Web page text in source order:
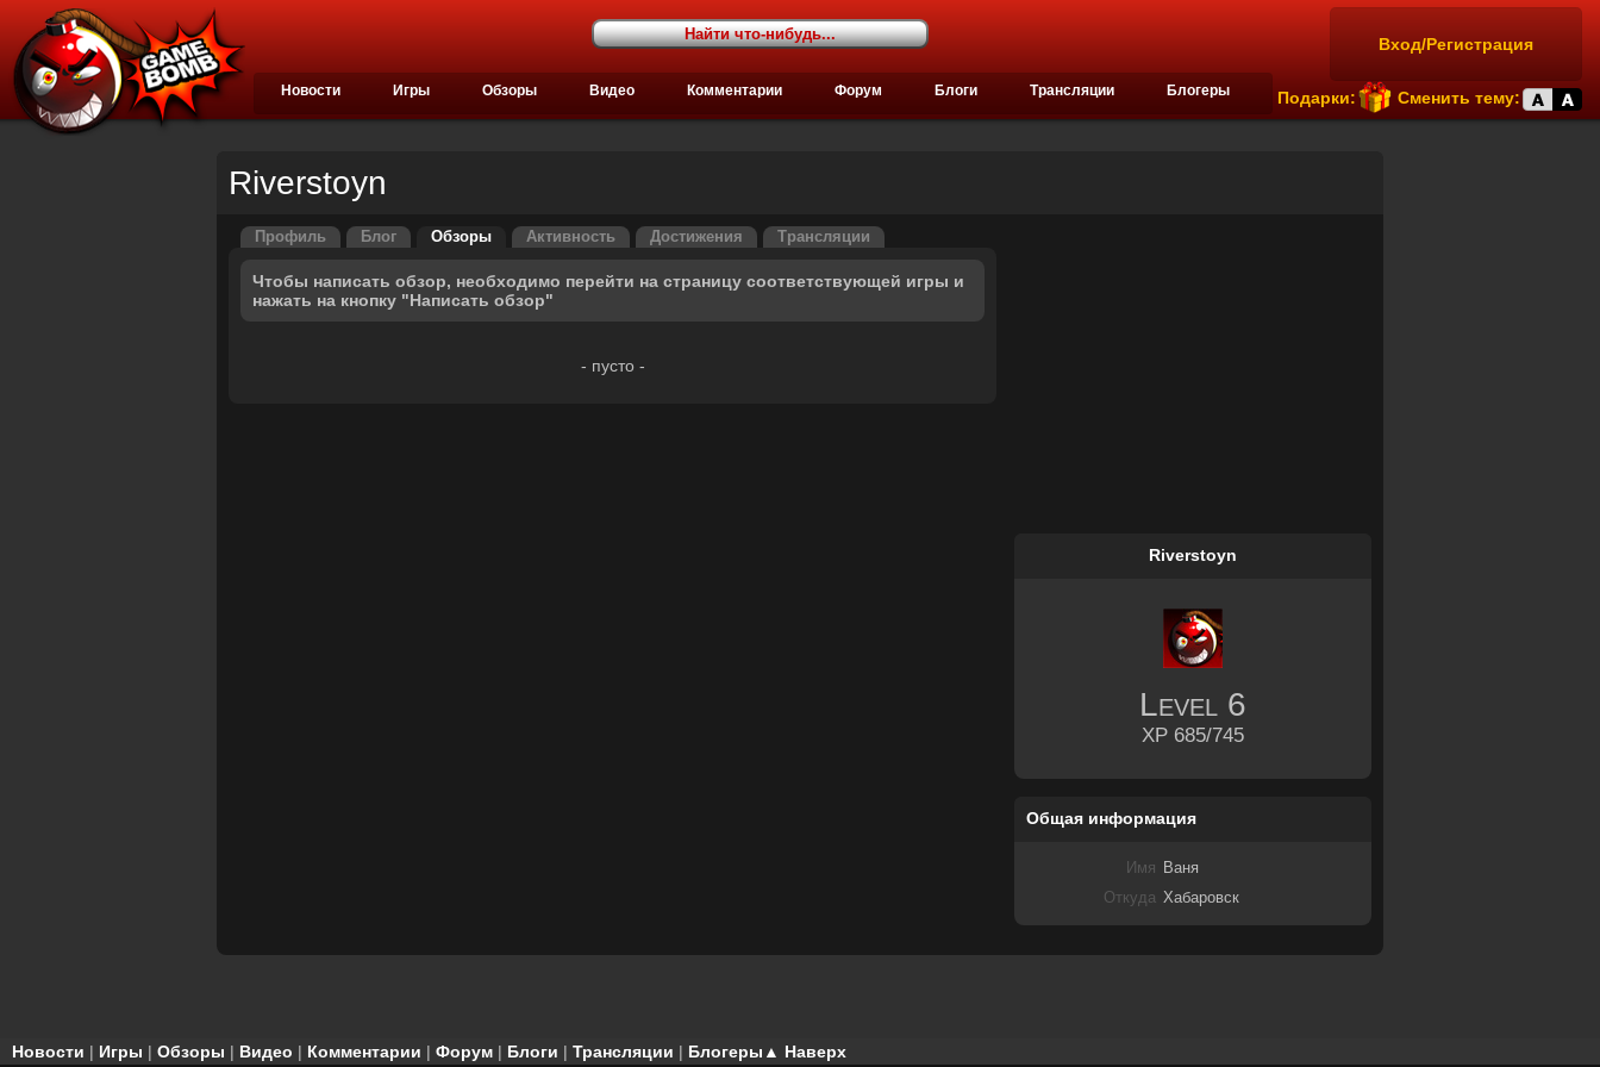
Вход/Регистрация
Подарки: Сменить тему:
Новости Игры Обзоры Видео Комментарии Форум Блоги Трансляции Блогеры
Riverstoyn
Профиль Блог Обзоры Активность Достижения Трансляции
Чтобы написать обзор, необходимо перейти на страницу соответствующей игры и
нажать на кнопку "Написать обзор"
- пусто -
Riverstoyn
Level 6
XP 685/745
Общая информация
Имя
Ваня
Откуда Хабаровск
▲ Наверх
Новости | Игры | Обзоры | Видео | Комментарии | Форум | Блоги | Трансляции | Блогеры